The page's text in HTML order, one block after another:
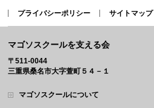
プライバシーポリシー サイトマップ
マゴソスクールを支える会
〒511-0044
三重県桑名市大字萱町５４－１
マゴソスクールについて